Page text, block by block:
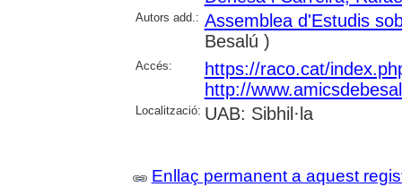
Autors add.: Assemblea d'Estudis
Besalú )
Accés:
https://raco.cat/
http://
Localització: UAB: Sibhil·la
Enllaç permanent a aquest